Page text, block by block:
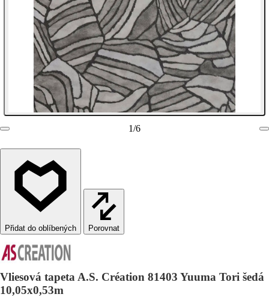
1/6
Porovnat
Vliesová tapeta A.S. Création 81403 Yuuma Tori šedá
10,05x0,53m